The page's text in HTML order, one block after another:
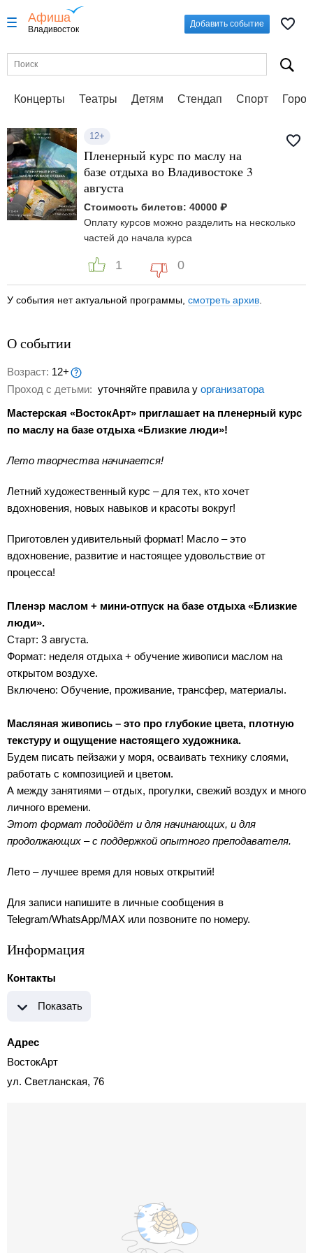
Афиша
Владивосток
Добавить событие
Концерты Театры Детям Стендап Спорт
12+
Пленерный курс по маслу на
базе отдыха во Владивостоке 3
августа
Стоимость билетов: 40000 ₽
Оплату курсов можно разделить на несколько
частей до начала курса
1 0
У события нет актуальной программы, смотреть архив
О событии
Возраст: 12+
Проход с детьми: уточняйте правила у организатора
Мастерская «ВостокАрт» приглашает на пленерный курс
по маслу на базе отдыха «Близкие люди»!
Лето творчества начинается!
Летний художественный курс – для тех, кто хочет
вдохновения, новых навыков и красоты вокруг!
Приготовлен удивительный формат! Масло – это
вдохновение, развитие и настоящее удовольствие от
процесса!
Пленэр маслом + мини-отпуск на базе отдыха «Близкие
люди».
Старт: 3 августа.
Формат: неделя отдыха + обучение живописи маслом на
открытом воздухе.
Включено: Обучение, проживание, трансфер, материалы.
Масляная живопись – это про глубокие цвета, плотную
текстуру и ощущение настоящего художника.
Будем писать пейзажи у моря, осваивать технику слоями,
работать с композицией и цветом.
А между занятиями – отдых, прогулки, свежий воздух и много
личного времени.
Этот формат подойдёт и для начинающих, и для
продолжающих – с поддержкой опытного преподавателя.
Лето – лучшее время для новых открытий!
Для записи напишите в личные сообщения в
Telegram/WhatsApp/MAX или позвоните по номеру.
Информация
Контакты
Показать
Адрес
ВостокАрт
ул. Светланская, 76